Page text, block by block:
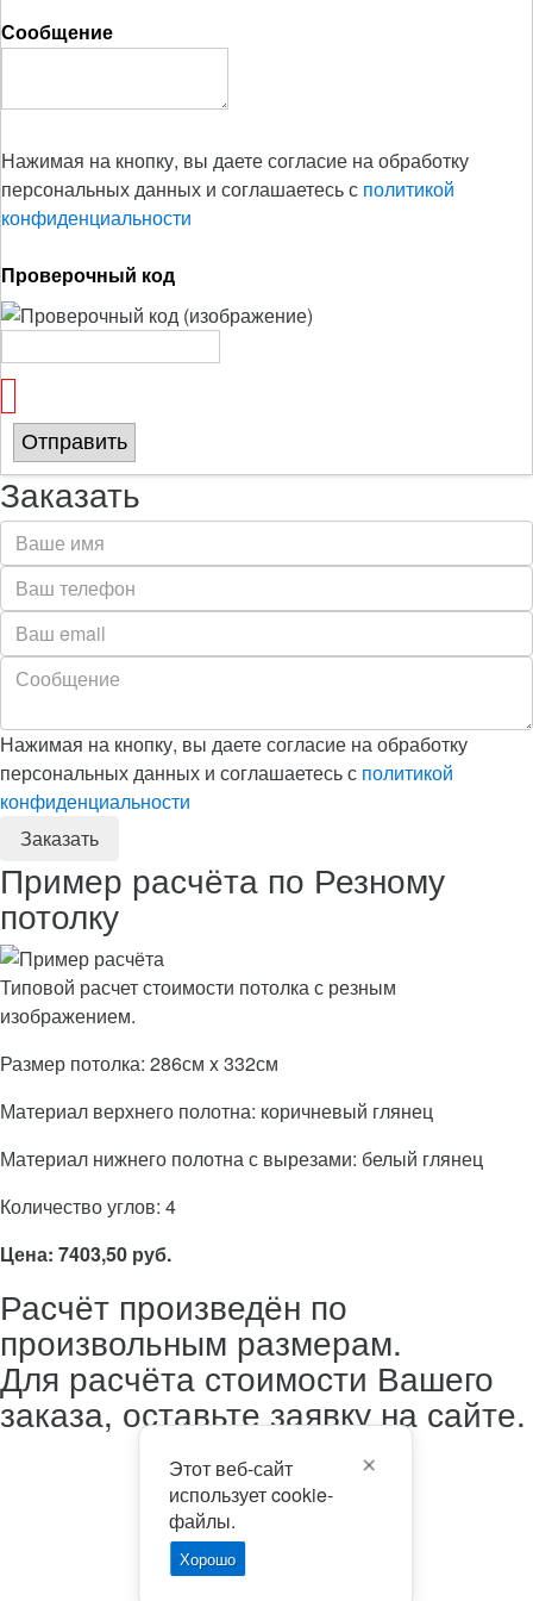
Этот веб-сайт
использует cookie-
файлы.
Хорошо
Сообщение
Нажимая на кнопку, вы даете согласие на обработку
персональных данных и соглашаетесь с политикой
конфиденциальности
Проверочный код
Отправить
Заказать
Нажимая на кнопку, вы даете согласие на обработку
персональных данных и соглашаетесь с политикой
конфиденциальности
Пример расчёта по Резному
потолку
Типовой расчет стоимости потолка с резным
изображением.
Размер потолка: 286см x 332см
Материал верхнего полотна: коричневый глянец
Материал нижнего полотна с вырезами: белый глянец
Количество углов: 4
Цена: 7403,50 руб.
Расчёт произведён по
произвольным размерам.
Для расчёта стоимости Вашего
заказа, оставьте заявку на сайте.